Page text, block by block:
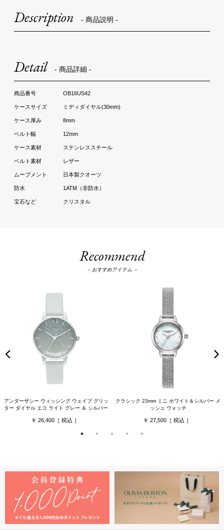
Description - 商品説明 -
Detail - 商品詳細 -
OB16US42
ミディダイヤル(30mm)
8mm
12mm
ステンレススチール
レザー
日本製クオーツ
1ATM（非防水）
クリスタル
Recommend
－ おすすめアイテム －
アンダーザシー ウィッシング ウェイブ グリッ
ター ダイヤル エコ ライト グレー ＆ シルバー
26,400
クラシック 23mm ミニ ホワイト＆シルバー メ
ッシュ ウォッチ
27,500